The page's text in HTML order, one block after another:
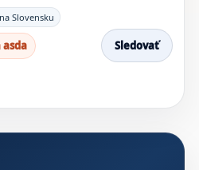
Slovensku
asda Sledovať